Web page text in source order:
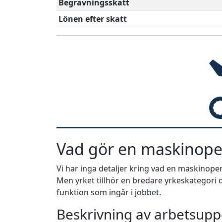
Begravningsskatt
Lönen efter skatt
Vad gör en
Vi har inga detaljer kring vad en
Men yrket tillhör en bredare yrkeskategori
funktion som ingår i jobbet.
Beskrivning av